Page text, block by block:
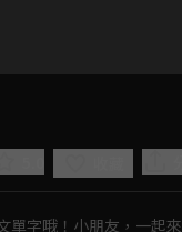
單字哦！小朋友，一起來